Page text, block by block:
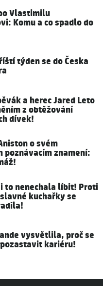
Vlastimilu
Komu a co spadlo do
týden se do Česka
a herec Jared Leto
z obtěžování
dívek!
o svém
poznávacím znamení:
to nenechala líbit! Proti
kuchařky se
vysvětlila, proč se
kariéru!